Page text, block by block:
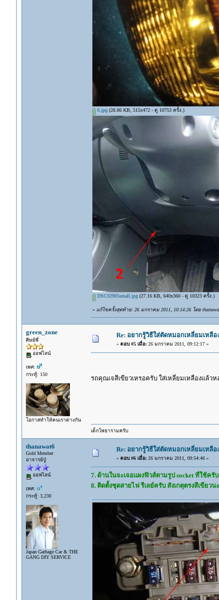
6.jpg(28.86 KB, 515x472 - ดู 10753 ครั้ง.)
DSC02905small.jpg(27.16 KB, 640x360 - ดู 10323 ครั้ง.)
« แก้ไขครั้งสุดท้าย: 26 มกราคม 2011, 10:14:26 โดย
green_zone
ศิษย์พี่
ออฟไลน์
เพศ:
กระทู้: 150
โอกาสทำให้คนเราต่างกัน
Re: อยากรู้วิธีใส่ตัดหมอกเหลี่ยมเหลือ
« ตอบ #5 เมื่อ:26 มกราคม 2011, 09:12:17 »
รถคุณเจสีเขียวเหรอครับ ใส่เหลี่ยมเหลืองแล้
เด็กโพธารามครับ
thanawat6
Gold Member
อาจารย์ปู่
ออฟไลน์
เพศ:
กระทู้: 3,230
Japan Garbage Car & THE
GANG DIY SERVICE
Re: อยากรู้วิธีใส่ตัดหมอกเหลี่ยมเหลือ
« ตอบ #6 เมื่อ:26 มกราคม 2011, 09:54:46 »
7. ด้านในจะเจอแผงฟิวส์ตามรูป socket ที่ใช้ครับ
8. ติดตั้งชุดสายไฟ รีเลย์ครับ สังเกตุตรงสีเขียวน